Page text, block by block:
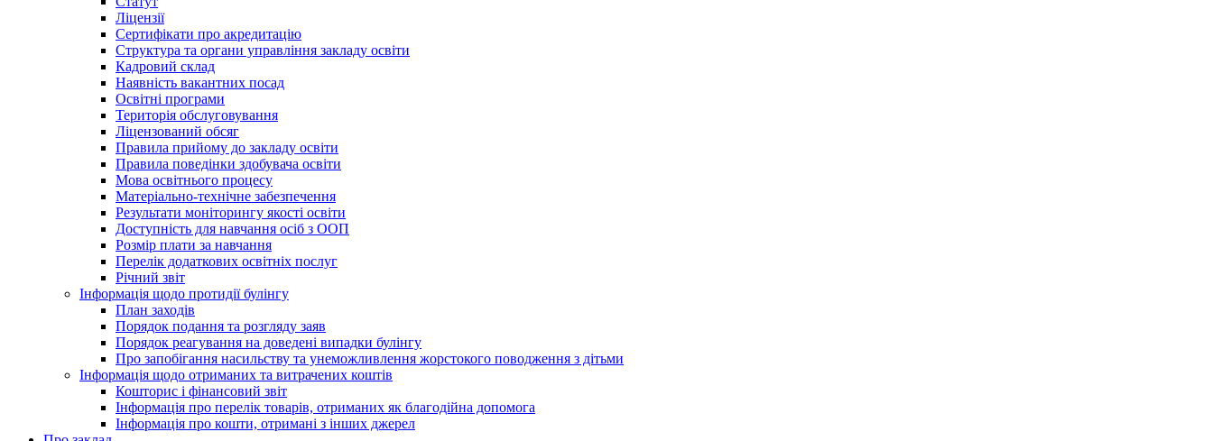
Ліцензії
Сертифікати про акредитацію
Структура та органи управління закладу освіти
Кадровий склад
Наявність вакантних посад
Освітні програми
Територія обслуговування
Ліцензований обсяг
Правила прийому до закладу освіти
Правила поведінки здобувача освіти
Мова освітнього процесу
Матеріально-технічне забезпечення
Результати моніторингу якості освіти
Доступність для навчання осіб з ООП
Розмір плати за навчання
Перелік додаткових освітніх послуг
Річний звіт
Інформація щодо протидії булінгу
План заходів
Порядок подання та розгляду заяв
Порядок реагування на доведені випадки булінгу
Про запобігання насильству та унеможливлення жорстокого поводження з дітьми
Інформація щодо отриманих та витрачених коштів
Кошторис і фінансовий звіт
Інформація про перелік товарів, отриманих як благодійна допомога
Інформація про кошти, отримані з інших джерел